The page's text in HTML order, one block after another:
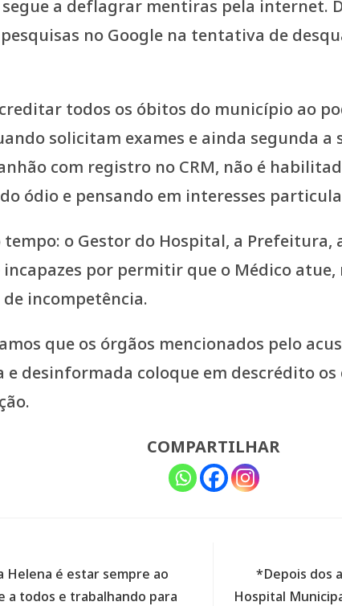
a deflagrar mentiras pela internet.
no Google na tentativa de
todos os óbitos do município ao
solicitam exames e ainda segunda
com registro no CRM, não é
ódio e pensando em interesses
tempo: o Gestor do Hospital, a
por permitir que o Médico
incompetência.
que os órgãos mencionados pelo
e desinformada coloque em descrédito
COMPARTILHAR
é estar sempre ao
a todos e trabalhando para
*Depois dos
Hospital